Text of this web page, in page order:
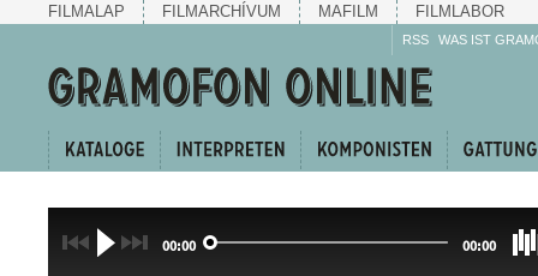
FILMALAP FILMARCHÍVUM MAFILM FILMLABOR
RSS WAS IST
00:00 00:00